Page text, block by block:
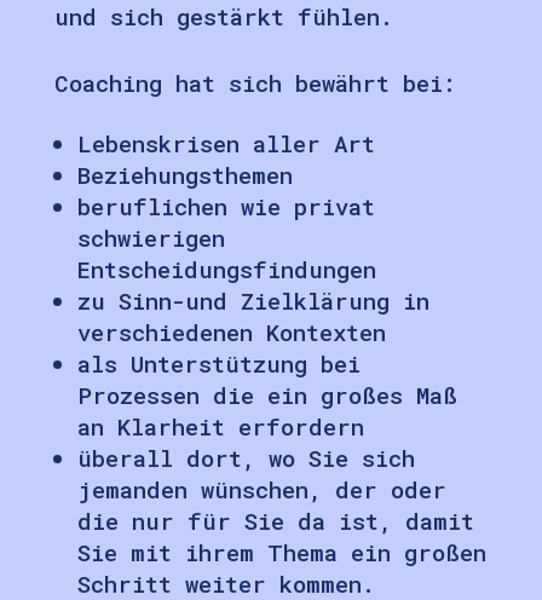
und sich gestärkt fühlen.
Coaching hat sich bewährt bei:
Lebenskrisen aller Art
Beziehungsthemen
beruflichen wie privat
schwierigen
Entscheidungsfindungen
zu Sinn-und Zielklärung in
verschiedenen Kontexten
als Unterstützung bei
Prozessen die ein großes Maß
an Klarheit erfordern
überall dort, wo Sie sich
jemanden wünschen, der oder
die nur für Sie da ist, damit
Sie mit ihrem Thema ein großen
Schritt weiter kommen.